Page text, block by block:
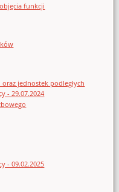
funkcji
jednostek podległych
- 29.07.2024
- 09.02.2025